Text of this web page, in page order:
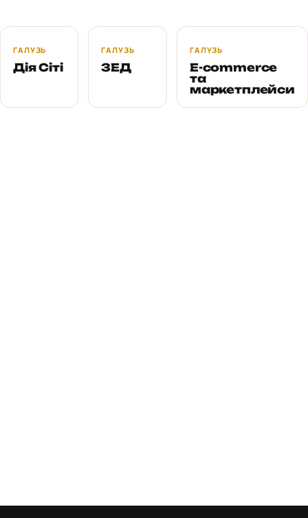
ГАЛУЗЬ
Дія Сіті
ГАЛУЗЬ
ЗЕД
ГАЛУЗЬ
E-commerce
та
маркетплейси